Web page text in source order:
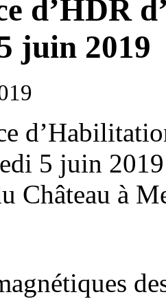
d’HDR
juin 2019
5 juin
Château à